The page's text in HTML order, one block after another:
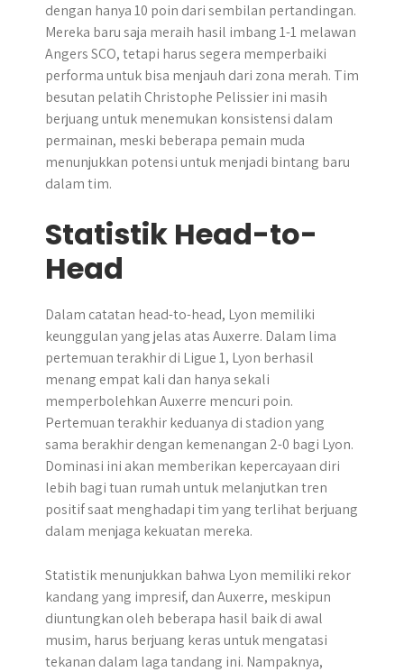
dengan hanya 10 poin dari sembilan pertandingan.
Mereka baru saja meraih hasil imbang 1-1 melawan
Angers SCO, tetapi harus segera memperbaiki
performa untuk bisa menjauh dari zona merah. Tim
besutan pelatih Christophe Pelissier ini masih
berjuang untuk menemukan konsistensi dalam
permainan, meski beberapa pemain muda
menunjukkan potensi untuk menjadi bintang baru
dalam tim.
Statistik Head-to-
Head
Dalam catatan head-to-head, Lyon memiliki
keunggulan yang jelas atas Auxerre. Dalam lima
pertemuan terakhir di Ligue 1, Lyon berhasil
menang empat kali dan hanya sekali
memperbolehkan Auxerre mencuri poin.
Pertemuan terakhir keduanya di stadion yang
sama berakhir dengan kemenangan 2-0 bagi Lyon.
Dominasi ini akan memberikan kepercayaan diri
lebih bagi tuan rumah untuk melanjutkan tren
positif saat menghadapi tim yang terlihat berjuang
dalam menjaga kekuatan mereka.
Statistik menunjukkan bahwa Lyon memiliki rekor
kandang yang impresif, dan Auxerre, meskipun
diuntungkan oleh beberapa hasil baik di awal
musim, harus berjuang keras untuk mengatasi
tekanan dalam laga tandang ini. Nampaknya,